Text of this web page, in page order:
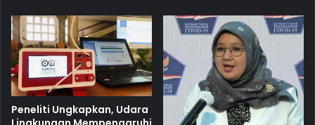
Peneliti Ungkapkan, Udara